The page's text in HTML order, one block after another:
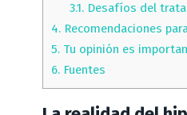
3.1. Desafíos del
4. Recomendaciones
5. Tu opinión es
6. Fuentes